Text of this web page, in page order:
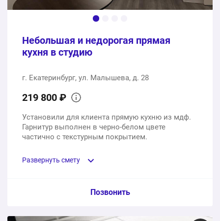
Небольшая и недорогая прямая
кухня в студию
г. Екатеринбург, ул. Малышева, д. 28
219 800 ₽
Установили для клиента прямую кухню из мдф.
Гарнитур выполнен в черно-белом цвете
частично с текстурным покрытием.
Развернуть смету
Пункт сметы / Ед. изм. / Цена
Черно-белый прямой кухонный гарнитур
Позвонить